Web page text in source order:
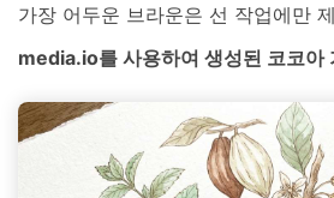
가장 어두운 브라운은 선 작업에만
media.io를 사용하여 생성된 코코아